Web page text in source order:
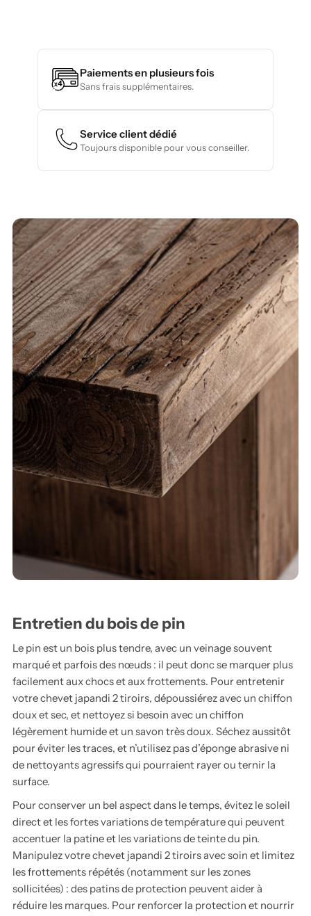
Paiements en plusieurs fois
Sans frais supplémentaires.
Service client dédié
Toujours disponible pour vous conseiller.
Entretien du bois de pin
Le pin est un bois plus tendre, avec un veinage souvent
marqué et parfois des nœuds : il peut donc se marquer plus
facilement aux chocs et aux frottements. Pour entretenir
votre chevet japandi 2 tiroirs, dépoussiérez avec un chiffon
doux et sec, et nettoyez si besoin avec un chiffon
légèrement humide et un savon très doux. Séchez aussitôt
pour éviter les traces, et n’utilisez pas d’éponge abrasive ni
de nettoyants agressifs qui pourraient rayer ou ternir la
surface.
Pour conserver un bel aspect dans le temps, évitez le soleil
direct et les fortes variations de température qui peuvent
accentuer la patine et les variations de teinte du pin.
Manipulez votre chevet japandi 2 tiroirs avec soin et limitez
les frottements répétés (notamment sur les zones
sollicitées) : des patins de protection peuvent aider à
réduire les marques. Pour renforcer la protection et nourrir